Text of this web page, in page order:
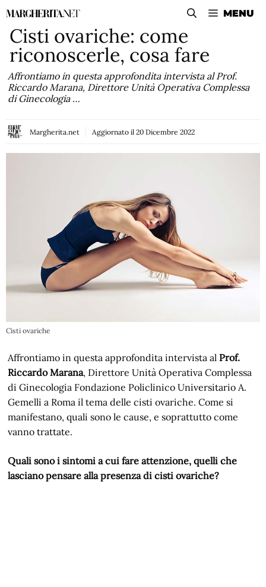
Vai
contenuto
MENU
Cisti ovariche: come
riconoscerle, cosa fare
Affrontiamo in questa approfondita intervista al Prof.
Riccardo Marana, Direttore Unità Operativa Complessa
di Ginecologia …
Margherita.net Aggiornato il 20 Dicembre 2022
Cisti ovariche
Affrontiamo in questa approfondita intervista alProf.
Riccardo Marana, Direttore Unità Operativa Complessa
di Ginecologia Fondazione Policlinico Universitario A.
Gemelli a Roma il tema delle cisti ovariche. Come si
manifestano, quali sono le cause, e soprattutto come
vanno trattate.
Quali sono i sintomi a cui fare attenzione, quelli che
lasciano pensare alla presenza di cisti ovariche?